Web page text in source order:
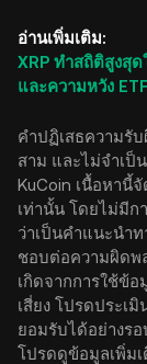
อ่านเพิ่มเติม:
XRP ทำสถิติสูงสุ
และความหวัง
คำปฏิเสธความรั
สาม และไม่จำเป็
KuCoin เนื้อหานี้
เท่านั้น โดยไม่มีก
ว่าเป็นคำแนะนำท
ชอบต่อความผิดพ
เกิดจากการใช้ข้
เสี่ยง โปรดประเ
ยอมรับได้อย่างร
โปรดดูข้อมูลเพิ่ม